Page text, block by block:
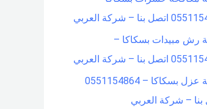
بنا – شركة العربي
رش مبيدات بسكاكا –
بنا – شركة العربي
شركة عزل بسكاكا – 0551154864
بنا – شركة العربي